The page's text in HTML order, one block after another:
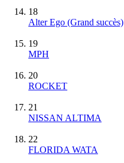
18
Alter Ego (Grand succès)
19
MPH
20
ROCKET
21
NISSAN ALTIMA
22
FLORIDA WATA